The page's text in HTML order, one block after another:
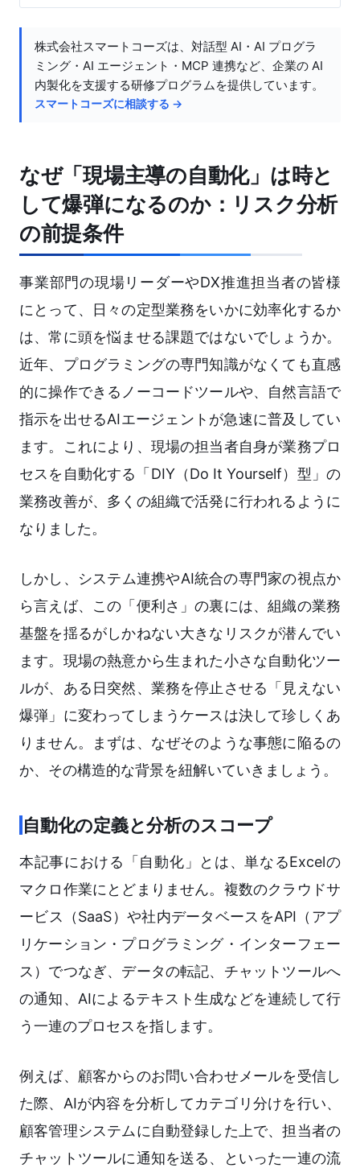
株式会社スマートコーズは、対話型 AI・AI プログラ
ミング・AI エージェント・MCP 連携など、企業の AI
内製化を支援する研修プログラムを提供しています。
スマートコーズに相談する →
なぜ「現場主導の自動化」は時と
して爆弾になるのか：リスク分析
の前提条件
事業部門の現場リーダーやDX推進担当者の皆様
にとって、日々の定型業務をいかに効率化するか
は、常に頭を悩ませる課題ではないでしょうか。
近年、プログラミングの専門知識がなくても直感
的に操作できるノーコードツールや、自然言語で
指示を出せるAIエージェントが急速に普及してい
ます。これにより、現場の担当者自身が業務プロ
セスを自動化する「DIY（Do It Yourself）型」の
業務改善が、多くの組織で活発に行われるように
なりました。
しかし、システム連携やAI統合の専門家の視点か
ら言えば、この「便利さ」の裏には、組織の業務
基盤を揺るがしかねない大きなリスクが潜んでい
ます。現場の熱意から生まれた小さな自動化ツー
ルが、ある日突然、業務を停止させる「見えない
爆弾」に変わってしまうケースは決して珍しくあ
りません。まずは、なぜそのような事態に陥るの
か、その構造的な背景を紐解いていきましょう。
自動化の定義と分析のスコープ
本記事における「自動化」とは、単なるExcelの
マクロ作業にとどまりません。複数のクラウドサ
ービス（SaaS）や社内データベースをAPI（アプ
リケーション・プログラミング・インターフェー
ス）でつなぎ、データの転記、チャットツールへ
の通知、AIによるテキスト生成などを連続して行
う一連のプロセスを指します。
例えば、顧客からのお問い合わせメールを受信し
た際、AIが内容を分析してカテゴリ分けを行い、
顧客管理システムに自動登録した上で、担当者の
チャットツールに通知を送る、といった一連の流